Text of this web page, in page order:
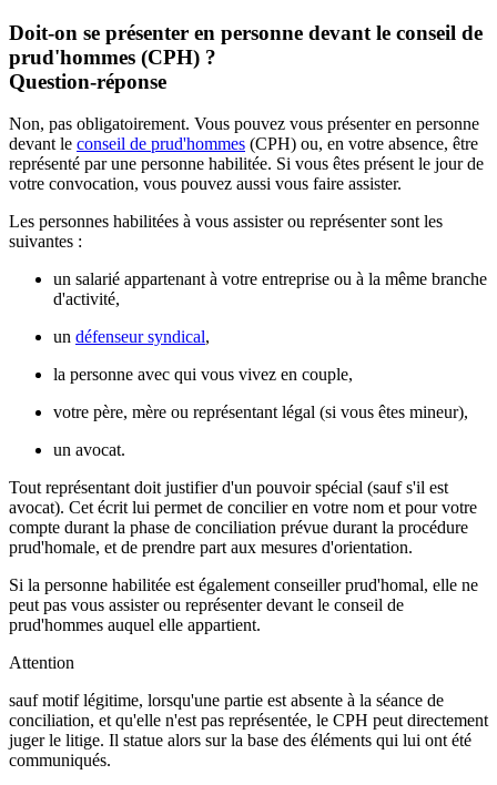
Doit-on se présenter en personne devant le conseil de
prud'hommes (CPH) ?
Question-réponse
Non, pas obligatoirement. Vous pouvez vous présenter en personne
devant le conseil de prud'hommes (CPH) ou, en votre absence, être
représenté par une personne habilitée. Si vous êtes présent le jour de
votre convocation, vous pouvez aussi vous faire assister.
Les personnes habilitées à vous assister ou représenter sont les
suivantes :
un salarié appartenant à votre entreprise ou à la même branche
d'activité,
un défenseur syndical,
la personne avec qui vous vivez en couple,
votre père, mère ou représentant légal (si vous êtes mineur),
un avocat.
Tout représentant doit justifier d'un pouvoir spécial (sauf s'il est
avocat). Cet écrit lui permet de concilier en votre nom et pour votre
compte durant la phase de conciliation prévue durant la procédure
prud'homale, et de prendre part aux mesures d'orientation.
Si la personne habilitée est également conseiller prud'homal, elle ne
peut pas vous assister ou représenter devant le conseil de
prud'hommes auquel elle appartient.
Attention
sauf motif légitime, lorsqu'une partie est absente à la séance de
conciliation, et qu'elle n'est pas représentée, le CPH peut directement
juger le litige. Il statue alors sur la base des éléments qui lui ont été
communiqués.